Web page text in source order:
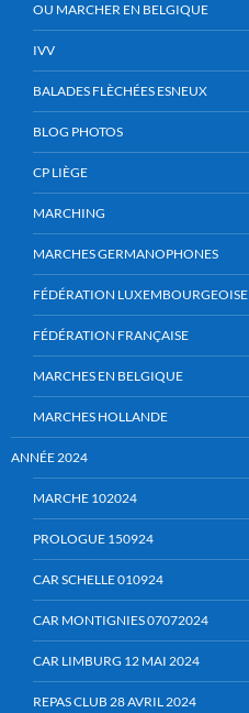
OU MARCHER EN BELGIQUE
IVV
BALADES FLÈCHÉES ESNEUX
BLOG PHOTOS
CP LIÈGE
MARCHING
MARCHES GERMANOPHONES
FÉDÉRATION LUXEMBOURGEOISE
FÉDÉRATION FRANÇAISE
MARCHES EN BELGIQUE
MARCHES HOLLANDE
ANNÉE 2024
MARCHE 102024
PROLOGUE 150924
CAR SCHELLE 010924
CAR MONTIGNIES 07072024
CAR LIMBURG 12 MAI 2024
REPAS CLUB 28 AVRIL 2024